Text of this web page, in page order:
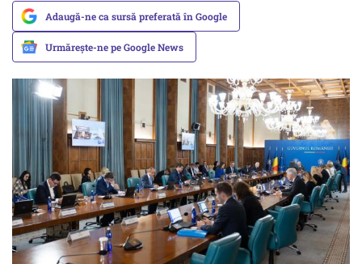
Adaugă-ne ca sursă preferată în Google
Urmărește-ne pe Google News